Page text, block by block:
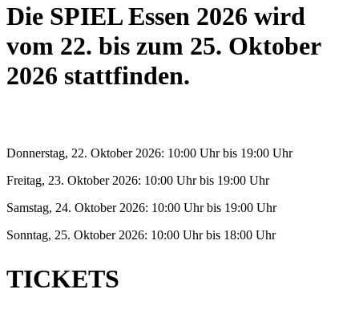
Die SPIEL Essen 2026 wird
vom 22. bis zum 25. Oktober
2026 stattfinden.
Donnerstag, 22. Oktober 2026: 10:00 Uhr bis 19:00 Uhr
Freitag, 23. Oktober 2026: 10:00 Uhr bis 19:00 Uhr
Samstag, 24. Oktober 2026: 10:00 Uhr bis 19:00 Uhr
Sonntag, 25. Oktober 2026: 10:00 Uhr bis 18:00 Uhr
TICKETS